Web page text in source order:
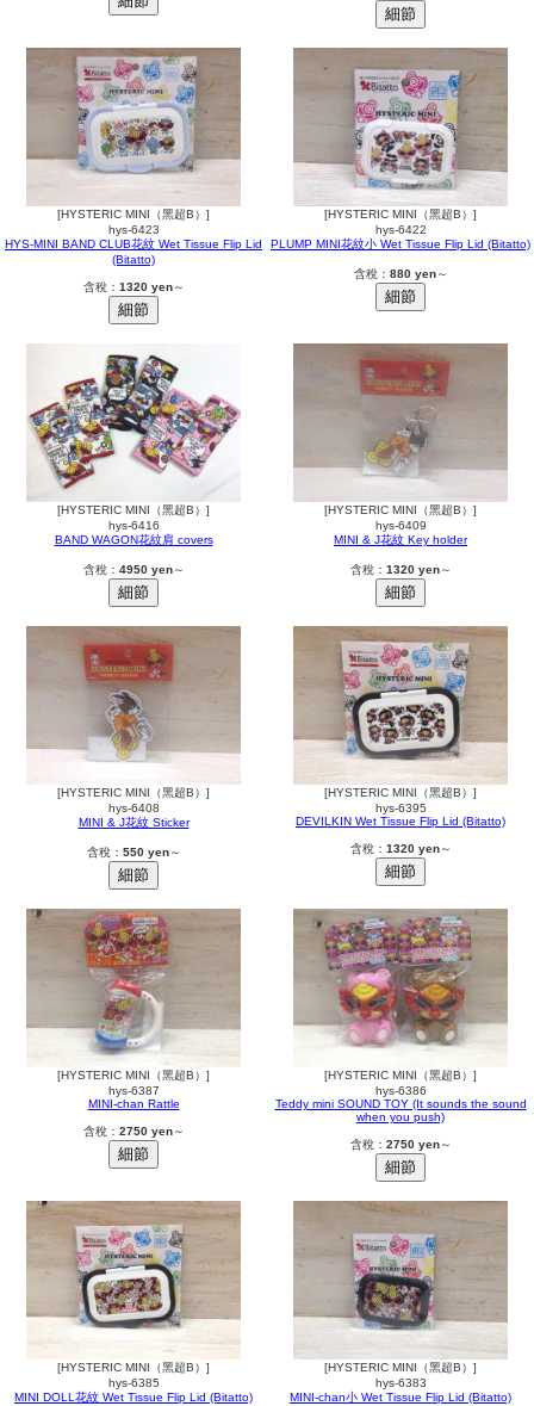
[HYSTERIC MINI（黑超B）]
hys-6423
HYS-MINI BAND CLUB花紋 Wet Tissue Flip Lid
(Bitatto)
含稅： 1320 yen～
[HYSTERIC MINI（黑超B）]
hys-6422
PLUMP MINI花紋小 Wet Tissue Flip Lid (Bitatto)
含稅： 880 yen～
[HYSTERIC MINI（黑超B）]
hys-6416
BAND WAGON花紋肩 covers
含稅： 4950 yen～
[HYSTERIC MINI（黑超B）]
hys-6409
MINI & J花紋 Key holder
含稅： 1320 yen～
[HYSTERIC MINI（黑超B）]
hys-6408
MINI & J花紋 Sticker
含稅： 550 yen～
[HYSTERIC MINI（黑超B）]
hys-6395
DEVILKIN Wet Tissue Flip Lid (Bitatto)
含稅： 1320 yen～
[HYSTERIC MINI（黑超B）]
hys-6387
MINI-chan Rattle
含稅： 2750 yen～
[HYSTERIC MINI（黑超B）]
hys-6386
Teddy mini SOUND TOY (It sounds the sound
when you push)
含稅： 2750 yen～
[HYSTERIC MINI（黑超B）]
hys-6385
MINI DOLL花紋 Wet Tissue Flip Lid (Bitatto)
[HYSTERIC MINI（黑超B）]
hys-6383
MINI-chan小 Wet Tissue Flip Lid (Bitatto)